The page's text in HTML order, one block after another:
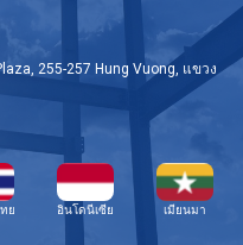
255-257 Hung Vuong, แขวง
ย อินโดนีเซีย เมียนมา